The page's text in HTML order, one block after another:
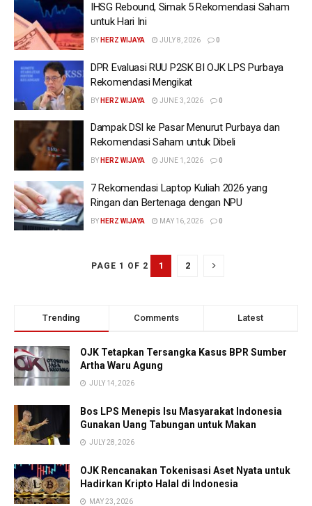
IHSG Rebound, Simak 5 Rekomendasi Saham
untuk Hari Ini
BY HERZ WIJAYA JULY 8, 2026 0
DPR Evaluasi RUU P2SK BI OJK LPS Purbaya
Rekomendasi Mengikat
BY HERZ WIJAYA JUNE 3, 2026 0
Dampak DSI ke Pasar Menurut Purbaya dan
Rekomendasi Saham untuk Dibeli
BY HERZ WIJAYA JUNE 1, 2026 0
7 Rekomendasi Laptop Kuliah 2026 yang
Ringan dan Bertenaga dengan NPU
BY HERZ WIJAYA MAY 16, 2026 0
PAGE 1 OF 2 1 2
Trending Comments Latest
OJK Tetapkan Tersangka Kasus BPR Sumber
Artha Waru Agung
JULY 14, 2026
Bos LPS Menepis Isu Masyarakat Indonesia
Gunakan Uang Tabungan untuk Makan
JULY 28, 2026
OJK Rencanakan Tokenisasi Aset Nyata untuk
Hadirkan Kripto Halal di Indonesia
MAY 23, 2026